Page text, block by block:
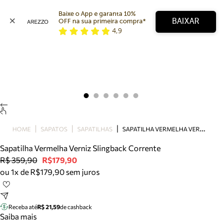
Bolsa
Tamanco
Tênis
Mule
Tire dúvidas sobre pedidos, devoluções e mais.
Baixe o App e garanta 10%
OFF na sua primeira compra*
4,9
BAIXAR
HOME SAPATOS SAPATILHAS S
APATILHA VERMELHA VERNIZ SLINGBACK CORRENTE
Sapatilha Vermelha Verniz Slingback Corrente
R$ 359,90 R$179,90
ou 1x de R$179,90 sem juros
Receba atéR$ 21,59de cashback
Saiba mais